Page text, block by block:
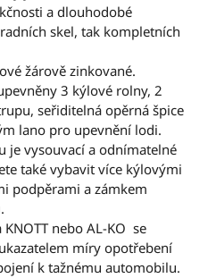
a dlouhodobé
skel, tak kompletních
žárově zinkované.
3 kýlové rolny, 2
seřiditelná opěrná špice
lano pro upevnění lodi.
je vysouvací a odnímatelné
také vybavit více kýlovými
podpěrami a zámkem
nebo AL-KO se
míry opotřebení
k tažnému automobilu.